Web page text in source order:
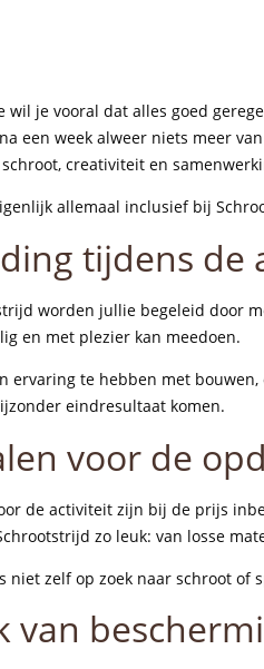
wil je vooral dat alles goed
een week alweer niets meer
creativiteit en
allemaal inclusief bij
tijdens de
worden jullie begeleid door
en met plezier kan meedoen.
ervaring te hebben met
eindresultaat komen.
voor de
de activiteit zijn bij de prijs
zo leuk: van losse
niet zelf op zoek naar schroot
van